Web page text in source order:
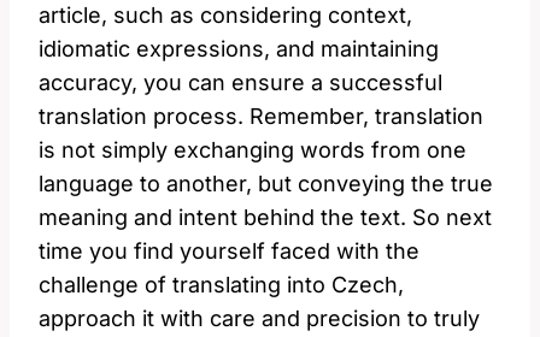
article, such as considering context,
idiomatic expressions, and maintaining
accuracy, you can ensure a successful
translation process. Remember, translation
is not simply exchanging words from one
language to another, but conveying the true
meaning and intent behind the text. So next
time you find yourself faced with the
challenge of translating into Czech,
approach it with care and precision to truly